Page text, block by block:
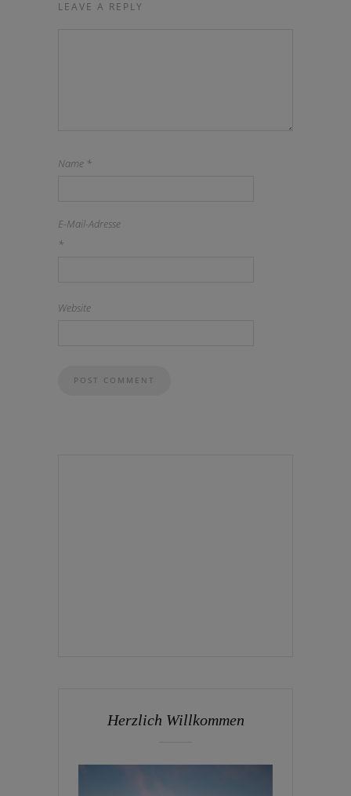
LEAVE A REPLY
Name *
E-Mail-Adresse
*
Website
Herzlich Willkommen